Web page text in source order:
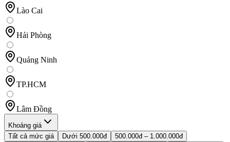
Lào Cai
Hải Phòng
Quảng Ninh
TP.HCM
Lâm Đồng
Khoảng giá
Tất cả mức giá
Dưới 500.000đ
500.000đ – 1.000.000đ